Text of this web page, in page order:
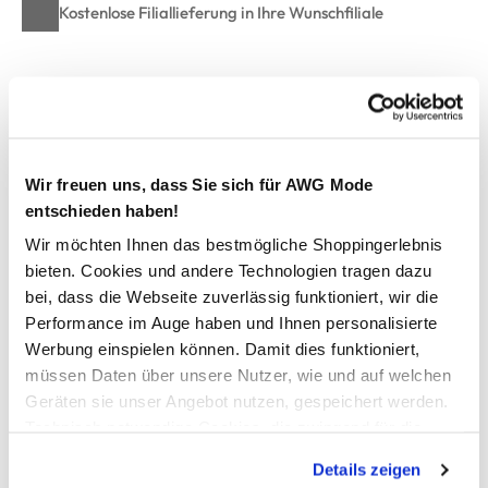
Wir freuen uns, dass Sie sich für AWG Mode
entschieden haben!
Wir möchten Ihnen das bestmögliche Shoppingerlebnis
bieten. Cookies und andere Technologien tragen dazu
bei, dass die Webseite zuverlässig funktioniert, wir die
Performance im Auge haben und Ihnen personalisierte
Werbung einspielen können. Damit dies funktioniert,
müssen Daten über unsere Nutzer, wie und auf welchen
Geräten sie unser Angebot nutzen, gespeichert werden.
werden, werden bei der Nutzung der Webseite auf jeden
Details zeigen
Kostenlose Filiallieferung in Ihre Wunschfiliale
Hailys KE44N Sweatblouson
Stylischer Sweatblouson von Hailys
Mit kleinem Strickkragen
Durchgehender Reißverschluss
Seitliche Eingriffstaschen
Bündchen an den Ärmeln
Effektvolle Struktur
Hiermit ziehen Sie alle Blicke auf sich